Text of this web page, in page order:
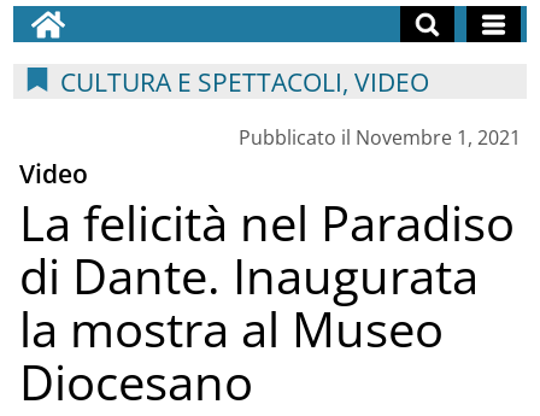
CULTURA E SPETTACOLI, VIDEO
Pubblicato il Novembre 1, 2021
Video
La felicità nel Paradiso
di Dante. Inaugurata
la mostra al Museo
Diocesano